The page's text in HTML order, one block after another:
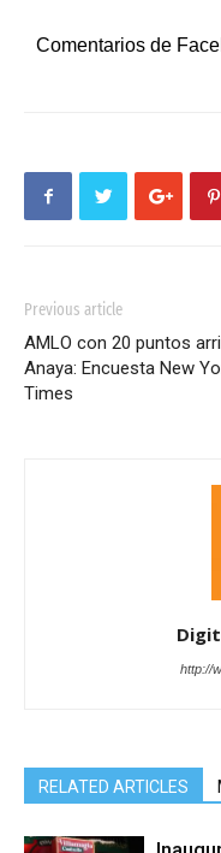
Comentarios de
Previous article
AMLO con 20 puntos
Anaya: Encuesta New
Times
http://
RELATED ARTICLES